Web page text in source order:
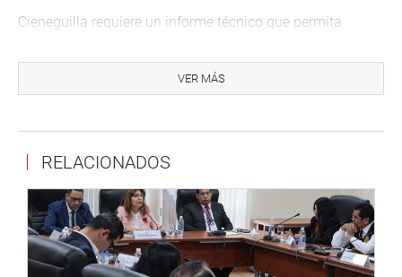
Cieneguilla requiere un informe técnico que permita
se encuentran asentados en las zonas más vulnerables
para poder ejecutar obras y así proteger la integridad
descolmatación del río Lurín y la delimitación de la franja
marginal de las quebradas de Río Seco, El Molle, Tinajas,
Huaycán, Antivales, Piedra Lisa y Quebrada Seca.
“Hemos exigido que se inicien los trabajos de prevencion.
El fenómeno El Niño es un peligro latente para los vecinos
VER MÁS
RELACIONADOS